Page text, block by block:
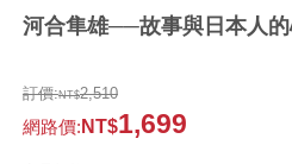
河合隼雄──故事與日本人
訂價: 2,510
網路價: 1,699